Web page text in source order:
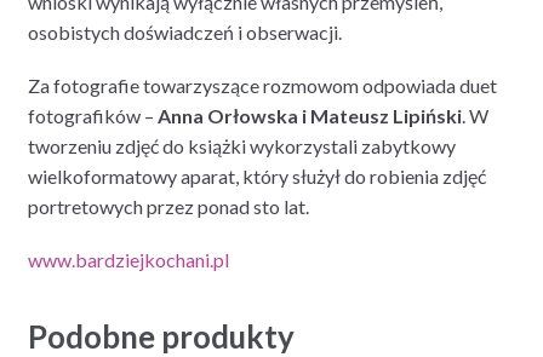
osobistych doświadczeń i obserwacji.
Za fotografie towarzyszące rozmowom odpowiada duet
fotografików – Anna Orłowska i Mateusz Lipiński. W
tworzeniu zdjęć do książki wykorzystali zabytkowy
wielkoformatowy aparat, który służył do robienia zdjęć
portretowych przez ponad sto lat.
www.bardziejkochani.pl
Podobne produkty